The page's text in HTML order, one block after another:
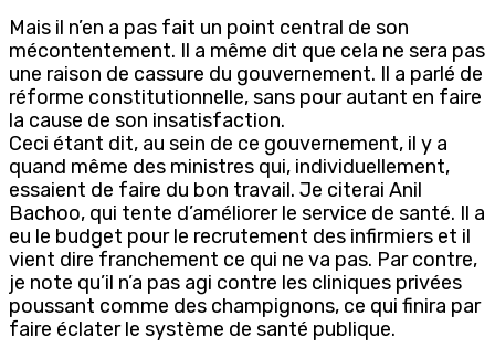
Mais il n’en a pas fait un point central de son
mécontentement. Il a même dit que cela ne sera pas
une raison de cassure du gouvernement. Il a parlé de
réforme constitutionnelle, sans pour autant en faire
la cause de son insatisfaction.
Ceci étant dit, au sein de ce gouvernement, il y a
quand même des ministres qui, individuellement,
essaient de faire du bon travail. Je citerai Anil
Bachoo, qui tente d’améliorer le service de santé. Il a
eu le budget pour le recrutement des infirmiers et il
vient dire franchement ce qui ne va pas. Par contre,
je note qu’il n’a pas agi contre les cliniques privées
poussant comme des champignons, ce qui finira par
faire éclater le système de santé publique.